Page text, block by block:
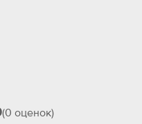
(0 оценок)